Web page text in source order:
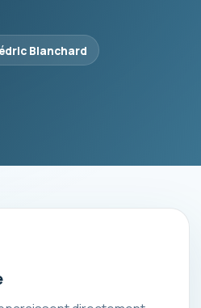
Blanchard